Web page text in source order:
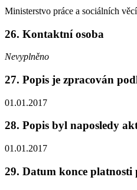
Ministerstvo práce a sociálních
26. Kontaktní osoba
Nevyplněno
27. Popis je zpracován
01.01.2017
28. Popis byl naposledy
01.01.2017
29. Datum konce platnosti